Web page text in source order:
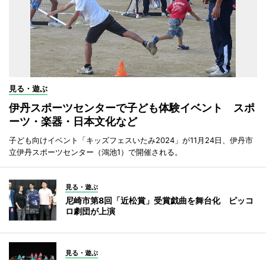
見る・遊ぶ
伊丹スポーツセンターで子ども体験イベント スポ
ーツ・楽器・日本文化など
子ども向けイベント「キッズフェスいたみ2024」が11月24日、伊丹市
立伊丹スポーツセンター（鴻池1）で開催される。
見る・遊ぶ
尼崎市第8回「近松賞」受賞戯曲を舞台化 ピッコ
ロ劇団が上演
見る・遊ぶ